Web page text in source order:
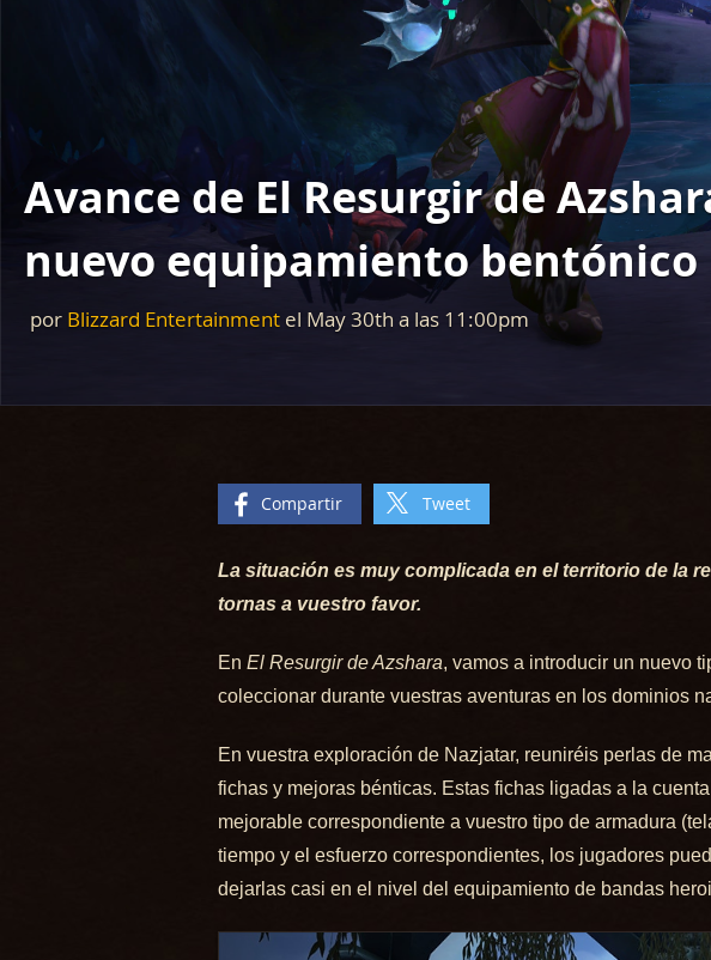
Avance de El Resurgir de
nuevo equipamiento bentónico
por Blizzard Entertainment el May 30th a las 11:00pm
Compartir Tweet
La situación es muy complicada en el territorio de la
tornas a vuestro favor.
En El Resurgir de Azshara, vamos a introducir un nuevo
coleccionar durante vuestras aventuras en los dominios
En vuestra exploración de Nazjatar, reuniréis perlas de
fichas y mejoras bénticas. Estas fichas ligadas a la
mejorable correspondiente a vuestro tipo de armadura
tiempo y el esfuerzo correspondientes, los jugadores
dejarlas casi en el nivel del equipamiento de bandas